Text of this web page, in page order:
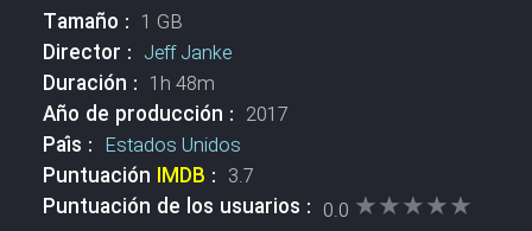
Tamaño : 1 GB
Director : Jeff Janke
Duración : 1h 48m
Año de producción : 2017
País : Estados Unidos
Puntuación IMDB : 3.7
Puntuación de los usuarios : 0.0 ★★★★★
★★★★★